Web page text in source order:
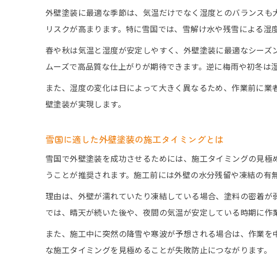
寒
外
外
寒
外
外
積
外
外壁塗装に最適な季節は、気温だけでなく湿度とのバランス
リスクが高まります。特に雪国では、雪解け水や残雪による湿
春や秋は気温と湿度が安定しやすく、外壁塗装に最適なシー
ムーズで高品質な仕上がりが期待できます。逆に梅雨や初冬は
また、湿度の変化は日によって大きく異なるため、作業前に
壁塗装が実現します。
雪国に適した外壁塗装の施工タイミングとは
雪国で外壁塗装を成功させるためには、施工タイミングの見
うことが推奨されます。施工前には外壁の水分残留や凍結の有
理由は、外壁が濡れていたり凍結している場合、塗料の密着
では、晴天が続いた後や、夜間の気温が安定している時期に作
また、施工中に突然の降雪や寒波が予想される場合は、作業
な施工タイミングを見極めることが失敗防止につながります。